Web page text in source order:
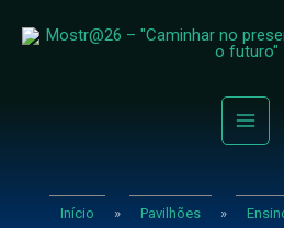
Início » Pavilhões »